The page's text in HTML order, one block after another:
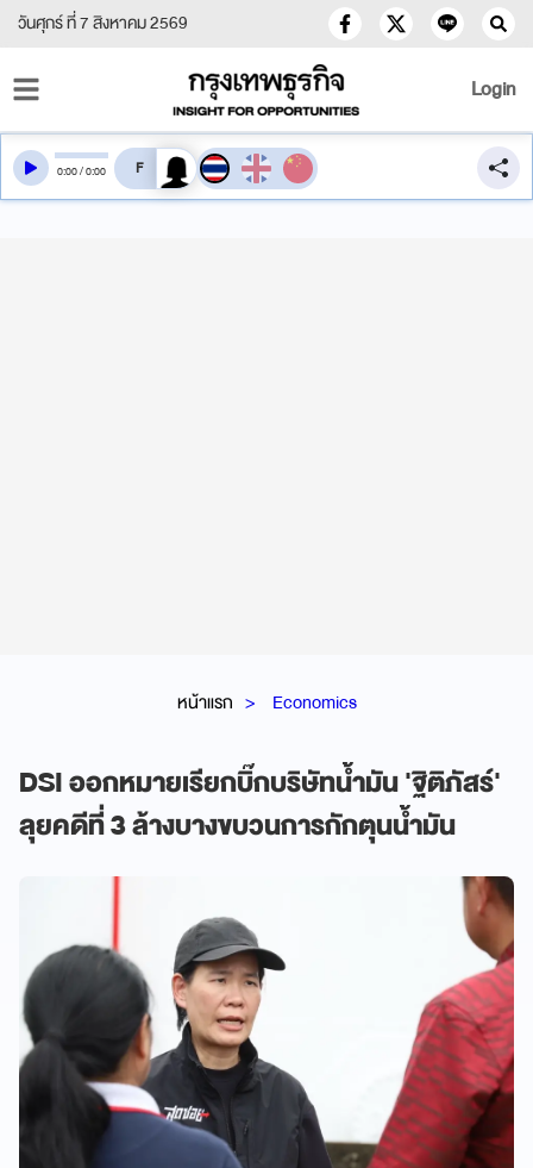
วันศุกร์ ที่ 7 สิงหาคม 2569
Login
หน้าแรก Economics
DSI ออกหมายเรียกบิ๊กบริษัทน้ำมัน 'ฐิติภัสร์'
ลุยคดีที่ 3 ล้างบางขบวนการกักตุนน้ำมัน
0:00/0:00 สลับเสียงอ่าน